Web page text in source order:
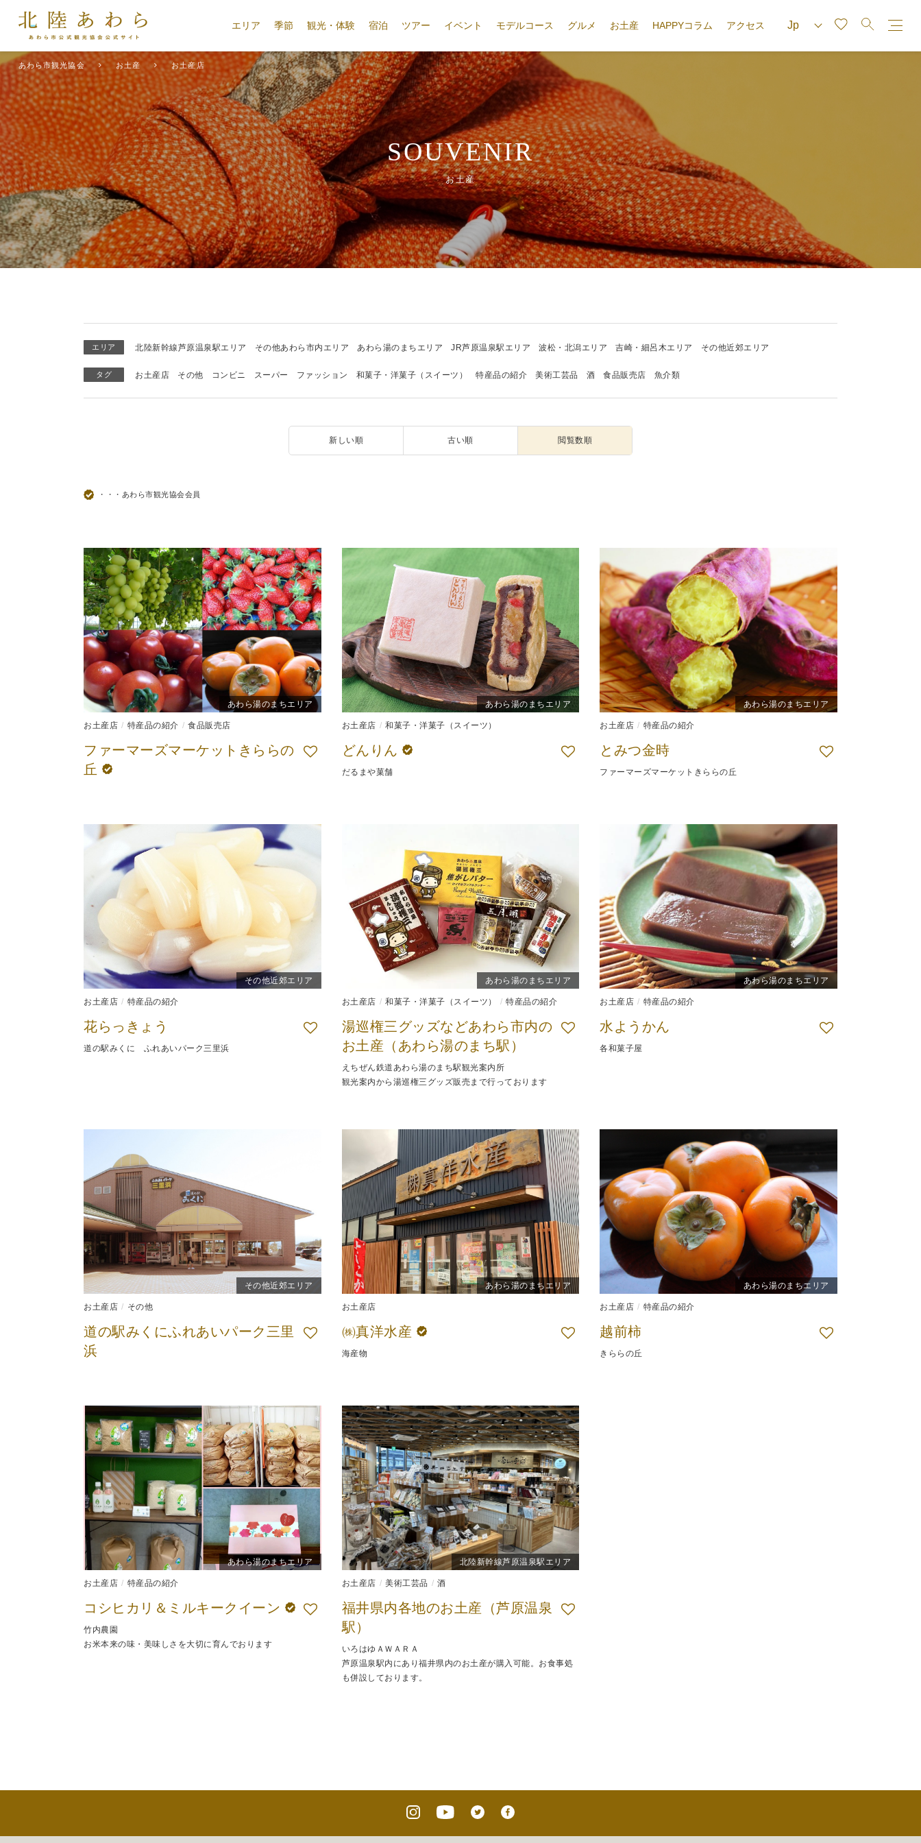
エリア 季節 観光・体験 宿泊 ツアー イベント モデルコース グルメ お土産 HAPPYコラム アクセス
あわら市観光協会 お土産 お土産店
SOUVENIR
お土産
エリア 北陸新幹線芦原温泉駅エリア その他あわら市内エリア あわら湯のまちエリア JR芦原温泉駅エリア 波松・北潟エリア 吉崎・細呂木エリア その他近郊エリア
タグ お土産店 その他 コンビニ スーパー ファッション 和菓子・洋菓子（スイーツ） 特産品の紹介 美術工芸品 酒 食品販売店 魚介類
新しい順 古い順 閲覧数順
・・・あわら市観光協会会員
あわら湯のまちエリア
お土産店 特産品の紹介 食品販売店
ファーマーズマーケットきららの
丘
あわら湯のまちエリア
お土産店 和菓子・洋菓子（スイーツ）
どんりん
だるまや菓舗
あわら湯のまちエリア
お土産店 特産品の紹介
とみつ金時
ファーマーズマーケットきららの丘
その他近郊エリア
お土産店 特産品の紹介
花らっきょう
道の駅みくに ふれあいパーク三里浜
あわら湯のまちエリア
お土産店 和菓子・洋菓子（スイーツ） 特産品の紹介
湯巡権三グッズなどあわら市内の
お土産（あわら湯のまち駅）
えちぜん鉄道あわら湯のまち駅観光案内所
観光案内から湯巡権三グッズ販売まで行っております
あわら湯のまちエリア
お土産店 特産品の紹介
水ようかん
各和菓子屋
その他近郊エリア
お土産店 その他
道の駅みくにふれあいパーク三里
浜
あわら湯のまちエリア
お土産店
㈱真洋水産
海産物
あわら湯のまちエリア
お土産店 特産品の紹介
越前柿
きららの丘
あわら湯のまちエリア
お土産店 特産品の紹介
コシヒカリ＆ミルキークイーン
竹内農園
お米本来の味・美味しさを大切に育んでおります
北陸新幹線芦原温泉駅エリア
お土産店 美術工芸品 酒
福井県内各地のお土産（芦原温泉
駅）
いろはゆＡＷＡＲＡ
芦原温泉駅内にあり福井県内のお土産が購入可能。お食事処
も併設しております。